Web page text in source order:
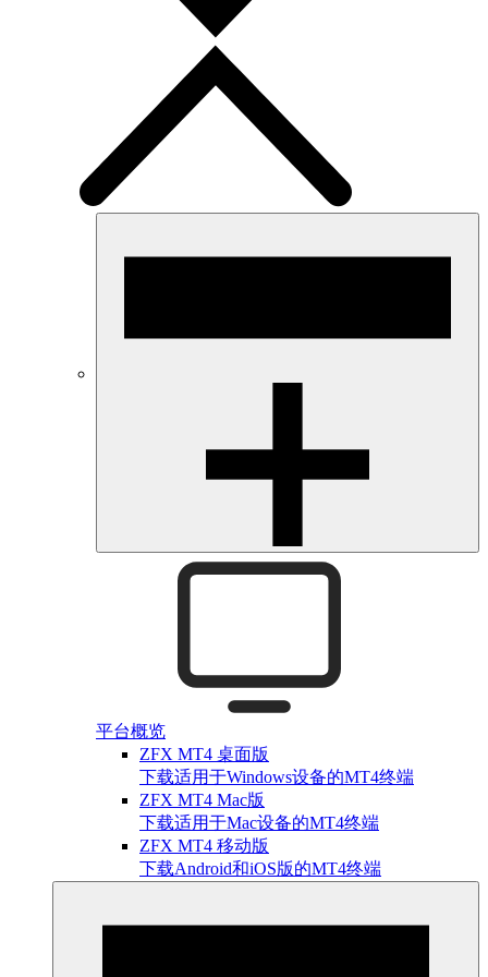
平台概览
ZFX MT4 桌面版
下载适用于Windows设备的MT4终端
ZFX MT4 Mac版
下载适用于Mac设备的MT4终端
ZFX MT4 移动版
下载Android和iOS版的MT4终端